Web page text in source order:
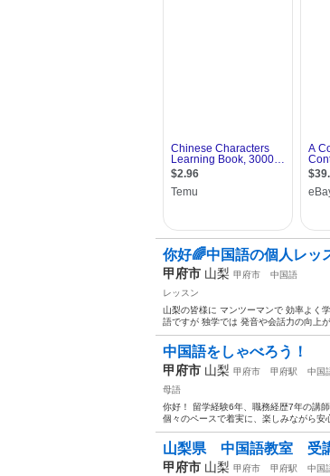
你好🌈中国語の個人レ
甲府市 山梨 甲府市
中国語
レッスン
山梨の皆様に マンツーマンで 効率よく
語ですが 独学では 発音や会話力の向上
中国語をしゃべろう！
甲府市 山梨 甲府市 甲府駅
中国
母語
你好！ 留学経験6年、職務経歴7年の講
個々のペースで着実に、楽しみながら安
山梨県 中国語教室 受
甲府市 山梨 甲府市 甲府駅
中国